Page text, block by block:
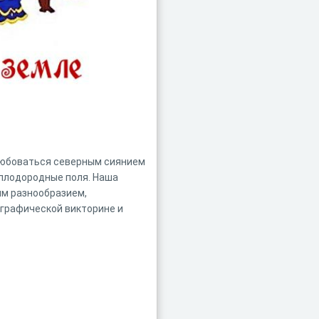
северным сиянием
поля. Наша
разнообразием,
викторине и